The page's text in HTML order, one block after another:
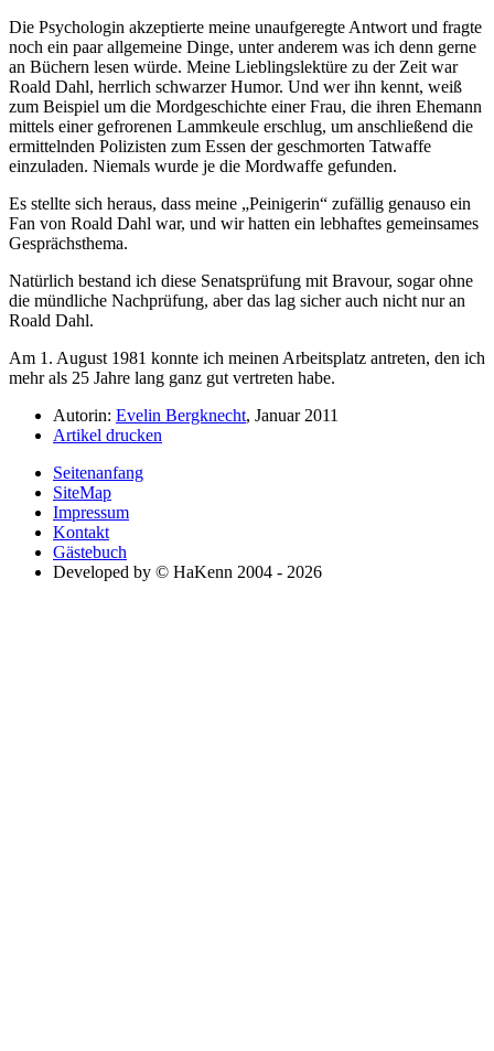
Die Psychologin akzeptierte meine unaufgeregte Antwort und fragte
noch ein paar allgemeine Dinge, unter anderem was ich denn gerne
an Büchern lesen würde. Meine Lieblingslektüre zu der Zeit war
Roald Dahl, herrlich schwarzer Humor. Und wer ihn kennt, weiß
zum Beispiel um die Mordgeschichte einer Frau, die ihren Ehemann
mittels einer gefrorenen Lammkeule erschlug, um anschließend die
ermittelnden Polizisten zum Essen der geschmorten Tatwaffe
einzuladen. Niemals wurde je die Mordwaffe gefunden.
Es stellte sich heraus, dass meine
Peinigerin
zufällig genauso ein
Fan von Roald Dahl war, und wir hatten ein lebhaftes gemeinsames
Gesprächsthema.
Natürlich bestand ich diese Senatsprüfung mit Bravour, sogar ohne
die mündliche Nachprüfung, aber das lag sicher auch nicht nur an
Roald Dahl.
Am 1. August 1981 konnte ich meinen Arbeitsplatz antreten, den ich
mehr als 25 Jahre lang ganz gut vertreten habe.
Autorin: Evelin Bergknecht, Januar 2011
Artikel drucken
Seitenanfang
SiteMap
Impressum
Kontakt
Gästebuch
Developed by © HaKenn 2004 - 2026